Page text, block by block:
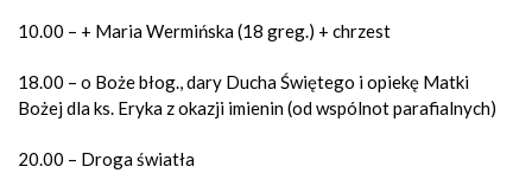
10.00 – + Maria Wermińska (18 greg.) + chrzest
18.00 – o Boże błog., dary Ducha Świętego i opiekę Matki
Bożej dla ks. Eryka z okazji imienin (od wspólnot parafialnych)
20.00 – Droga światła